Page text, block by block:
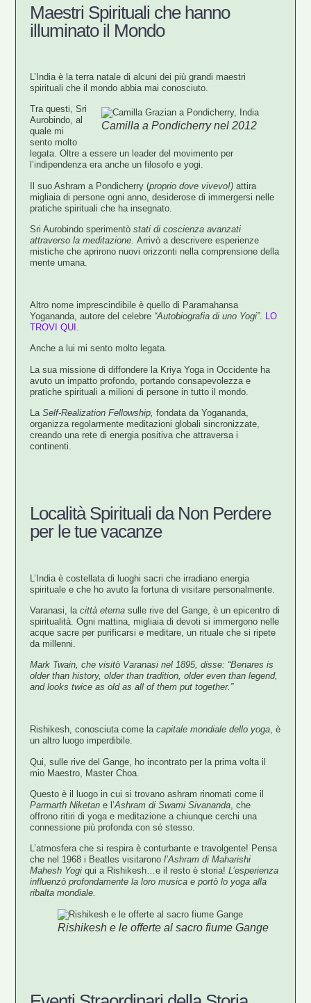
Maestri Spirituali che hanno
illuminato il Mondo
L’India è la terra natale di alcuni dei più grandi maestri
spirituali che il mondo abbia mai conosciuto.
Camilla a Pondicherry nel 2012
Tra questi, Sri
Aurobindo, al
quale mi
sento molto
legata. Oltre a essere un leader del movimento per
l’indipendenza era anche un filosofo e yogi.
Il suo Ashram a Pondicherry (proprio dove vivevo!) attira
migliaia di persone ogni anno, desiderose di immergersi nelle
pratiche spirituali che ha insegnato.
Sri Aurobindo sperimentòstati di coscienza avanzati
attraverso la meditazione.Arrivò a descrivere esperienze
mistiche che aprirono nuovi orizzonti nella comprensione della
mente umana.
Altro nome imprescindibile è quello di Paramahansa
Yogananda, autore del celebre “Autobiografia di uno Yogi”.
LO
TROVI QUI.
Anche a lui mi sento molto legata.
La sua missione di diffondere la Kriya Yoga in Occidente ha
avuto un impatto profondo, portando consapevolezza e
pratiche spirituali a milioni di persone in tutto il mondo.
LaSelf-Realization Fellowship, fondata da Yogananda,
organizza regolarmente meditazioni globali sincronizzate,
creando una rete di energia positiva che attraversa i
continenti.
Località Spirituali da Non Perdere
per le tue vacanze
L’India è costellata di luoghi sacri che irradiano energia
spirituale e che ho avuto la fortuna di visitare personalmente.
Varanasi, lacittà eterna sulle rive del Gange, è un epicentro di
spiritualità. Ogni mattina, migliaia di devoti si immergono nelle
acque sacre per purificarsi e meditare, un rituale che si ripete
da millenni.
Mark Twain, che visitò Varanasi nel 1895, disse: “Benares is
older than history, older than tradition, older even than legend,
and looks twice as old as all of them put together.”
Rishikesh, conosciuta come lacapitale mondiale dello yoga, è
un altro luogo imperdibile.
Qui, sulle rive del Gange, ho incontrato per la prima volta il
mio Maestro, Master Choa.
Questo è il luogo in cui si trovano ashram rinomati come il
Parmarth Niketan e l’Ashram di Swami Sivananda, che
offrono ritiri di yoga e meditazione a chiunque cerchi una
connessione più profonda con sé stesso.
L’atmosfera che si respira è conturbante e travolgente! Pensa
che nel 1968 i Beatles visitaronol’Ashram di Maharishi
Mahesh Yogi qui a Rishikesh…e il resto è storia!L’esperienza
influenzò profondamente la loro musica e portò lo yoga alla
ribalta mondiale.
Rishikesh e le offerte al sacro fiume Gange